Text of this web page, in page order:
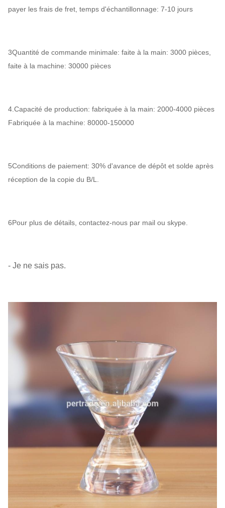
payer les frais de fret, temps d'échantillonnage: 7-10 jours
3Quantité de commande minimale: faite à la main: 3000 pièces,
faite à la machine: 30000 pièces
4.Capacité de production: fabriquée à la main: 2000-4000 pièces
Fabriquée à la machine: 80000-150000
5Conditions de paiement: 30% d'avance de dépôt et solde après
réception de la copie du B/L.
6Pour plus de détails, contactez-nous par mail ou skype.
- Je ne sais pas.